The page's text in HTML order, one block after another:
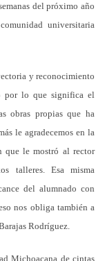
del próximo año
universitaria
y reconocimiento
por lo que significa el
obras propias que ha
le agradecemos en la
que le mostró al rector
talleres. Esa misma
del alumnado con
nos obliga también a
Rodríguez.
Michoacana de cintas